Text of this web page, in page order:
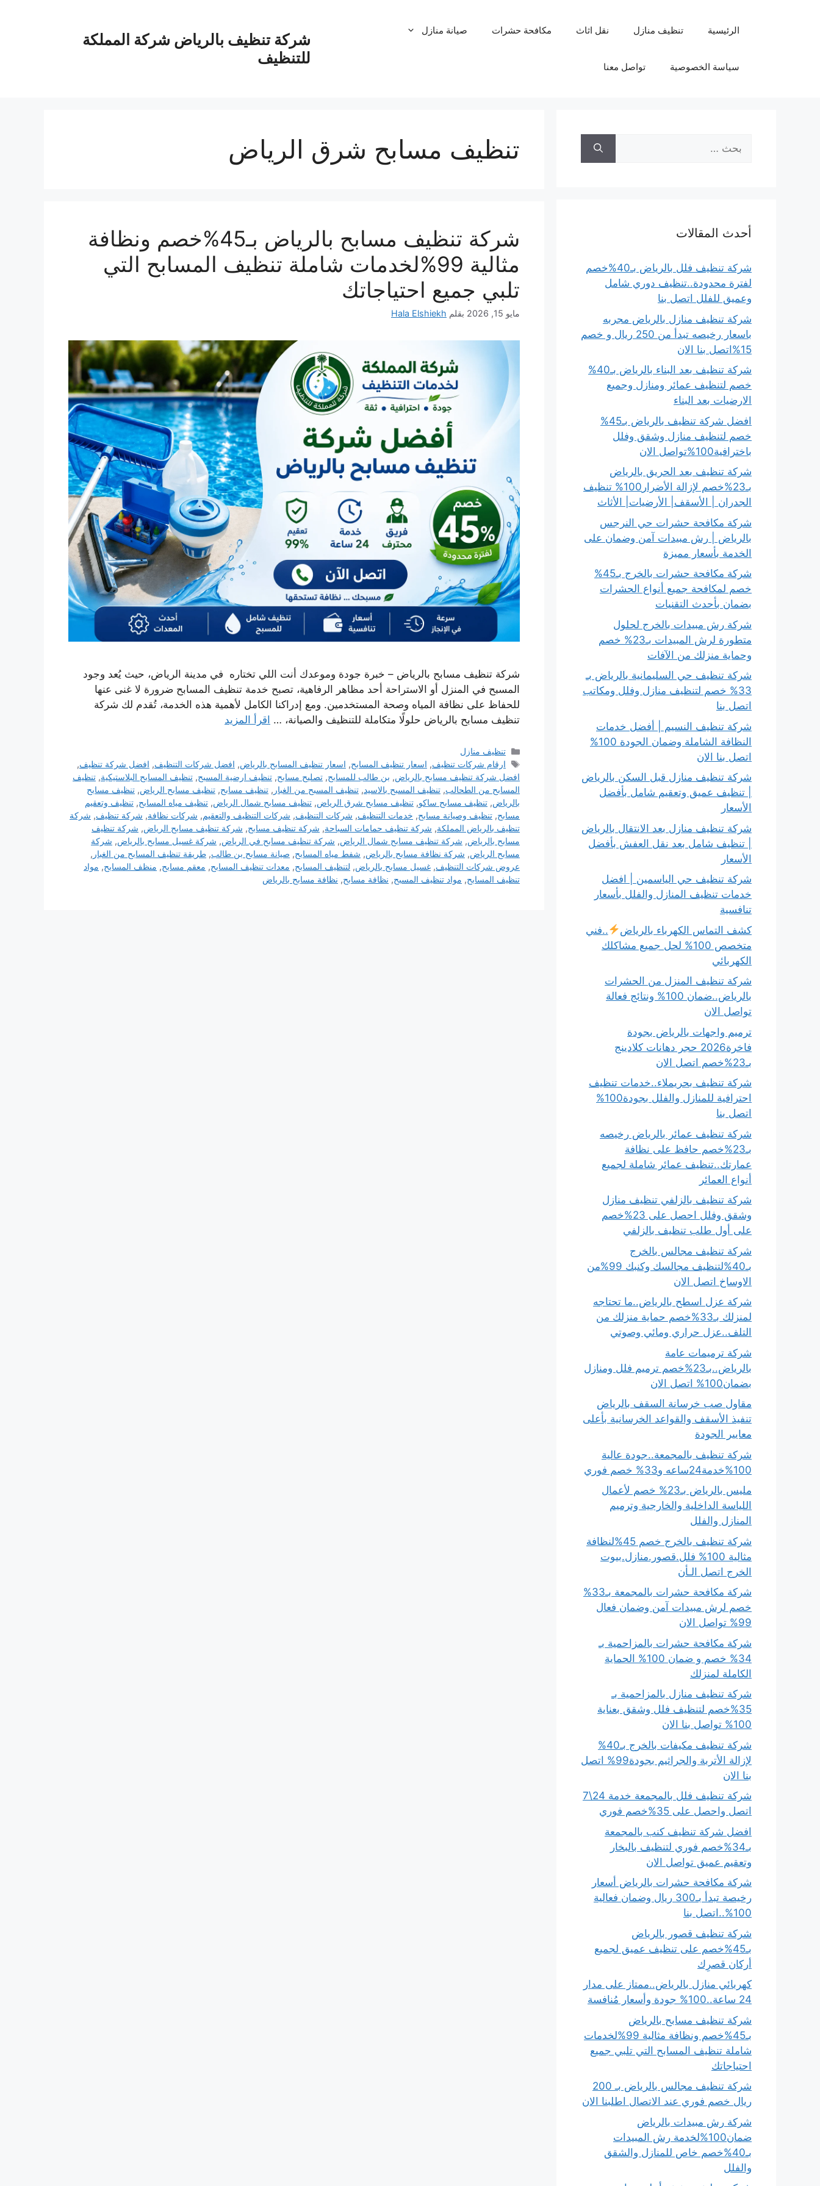
شركة تنظيف بالرياض شركة المملكة
للتنظيف
الرئيسية تنظيف منازل نقل اثاث مكافحة حشرات صيانة منازل
سياسة الخصوصية تواصل معنا
تنظيف مسابح شرق الرياض
شركة تنظيف مسابح بالرياض بـ45%خصم ونظافة
مثالية 99%لخدمات شاملة تنظيف المسابح التي
تلبي جميع احتياجاتك
مايو 15, 2026 بقلم Hala Elshiekh
شركة تنظيف مسابح بالرياض – خبرة جودة وموعدك أنت اللي تختاره في مدينة الرياض، حيث يُعد وجود
المسبح في المنزل أو الاستراحة أحد مظاهر الرفاهية، تصبح خدمة تنظيف المسابح ضرورة لا غنى عنها
للحفاظ على نظافة المياه وصحة المستخدمين. ومع إدراكنا الكامل لأهمية هذه الخدمة، تُقدم لك شركة
تنظيف مسابح بالرياض حلولًا متكاملة للتنظيف والصيانة، … اقرأ المزيد
التصنيفات
تنظيف منازل
الوسوم
ارقام شركات تنظيف, اسعار تنظيف المسابح, اسعار تنظيف المسابح بالرياض, افضل شركات التنظيف, افضل شركة تنظيف,
افضل شركة تنظيف مسابح بالرياض, بن طالب للمسابح, تصليح مسابح, تنظيف ارضية المسبح, تنظيف المسابح البلاستيكية, تنظيف
المسابح من الطحالب, تنظيف المسبح بالاسيد, تنظيف المسبح من الغبار , تنظيف مسابح, تنظيف مسابح الرياض, تنظيف مسابح
بالرياض, تنظيف مسابح ساكو, تنظيف مسابح شرق الرياض, تنظيف مسابح شمال الرياض, تنظيف مياه المسابح, تنظيف وتعقيم
مسابح, تنظيف وصيانة مسابح, خدمات التنظيف, شركات التنظيف, شركات التنظيف والتعقيم, شركات نظافة, شركة تنظيف, شركة
تنظيف بالرياض المملكة, شركة تنظيف حمامات السباحة, شركة تنظيف مسابح, شركة تنظيف مسابح الرياض, شركة تنظيف
مسابح بالرياض, شركة تنظيف مسابح شمال الرياض, شركة تنظيف مسابح في الرياض, شركة غسيل مسابح بالرياض, شركة
مسابح الرياض, شركة نظافة مسابح بالرياض, شفط مياه المسابح, صيانة مسابح بن طالب, طريقة تنظيف المسابح من الغبار ,
عروض شركات التنظيف, غسيل مسابح بالرياض, لتنظيف المسابح, معدات تنظيف المسابح, معقم مسابح, منظف المسابح, مواد
تنظيف المسابح, مواد تنظيف المسبح, نظافة مسابح, نظافة مسابح بالرياض
عن:
أحدث المقالات
شركة تنظيف فلل بالرياض بـ40%خصم
لفترة محدودة..تنظيف دوري شامل
وعميق للفلل اتصل بنا
شركة تنظيف منازل بالرياض مجربه
باسعار رخيصه تبدأ من 250 ريال و خصم
15%اتصل بنا الان
شركة تنظيف بعد البناء بالرياض بـ40%
خصم لتنظيف عمائر ومنازل وجميع
الارضيات بعد البناء
افضل شركة تنظيف بالرياض بـ45%
خصم لتنظيف منازل وشقق وفلل
باخترافية100%تواصل الان
شركة تنظيف بعد الحريق بالرياض
بـ23%خصم لإزالة الأضرار100% تنظيف
الجدران | الأسقف| الأرضيات| الأثاث
شركة مكافحة حشرات حي النرجس
بالرياض | رش مبيدات آمن وضمان على
الخدمة بأسعار مميزة
شركة مكافحة حشرات بالخرج بـ45%
خصم لمكافحة جميع أنواع الحشرات
بضمان بأحدث التقنيات
شركة رش مبيدات بالخرج لحلول
متطورة لرش المبيدات بـ23% خصم
وحماية منزلك من الآفات
شركة تنظيف حي السليمانية بالرياض بـ
33% خصم لتنظيف منازل وفلل ومكاتب
اتصل بنا
شركة تنظيف النسيم | أفضل خدمات
النظافة الشاملة وضمان الجودة 100%
اتصل بنا الان
شركة تنظيف منازل قبل السكن بالرياض
| تنظيف عميق وتعقيم شامل بأفضل
الأسعار
شركة تنظيف منازل بعد الانتقال بالرياض
| تنظيف شامل بعد نقل العفش بأفضل
الأسعار
شركة تنظيف حي الياسمين | افضل
خدمات تنظيف المنازل والفلل بأسعار
تنافسية
كشف التماس الكهرباء بالرياض
..فني
متخصص 100% لحل جميع مشاكلك
الكهربائي
شركة تنظيف المنزل من الحشرات
بالرياض..ضمان 100% ونتائج فعالة
تواصل الان
ترميم واجهات بالرياض بجودة
فاخرة2026 حجر دهانات كلادينج
بـ23%خصم اتصل الان
شركة تنظيف بحريملاء..خدمات تنظيف
احترافية للمنازل والفلل بجودة100%
اتصل بنا
شركة تنظيف عمائر بالرياض رخيصه
بـ23%خصم حافظ على نظافة
عمارتك..تنظيف عمائر شاملة لجميع
أنواع العمائر
شركة تنظيف بالزلفي تنظيف منازل
وشقق وفلل احصل على 23%خصم
على أول طلب تنظيف بالزلفي
شركة تنظيف مجالس بالخرج
بـ40%لتنظيف مجالسك وكنبك 99%من
الاوساخ اتصل الان
شركة عزل اسطح بالرياض..ما تحتاجه
لمنزلك بـ33%خصم حماية منزلك من
التلف..عزل حراري ومائي وصوتي
شركة ترميمات عامة
بالرياض..بـ23%خصم ترميم فلل ومنازل
بضمان100% اتصل الان
مقاول صب خرسانة السقف بالرياض
تنفيذ الأسقف والقواعد الخرسانية بأعلى
معايير الجودة
شركة تنظيف بالمجمعة..جودة عالية
100%خدمة24ساعه و33% خصم فوري
مليس بالرياض بـ23% خصم لأعمال
اللياسة الداخلية والخارجية وترميم
المنازل والفلل
شركة تنظيف بالخرج خصم 45%لنظافة
مثالية 100% فلل.قصور.منازل.بيوت
الخرج اتصل الـأن
شركة مكافحة حشرات بالمجمعة بـ33%
خصم لرش مبيدات آمن وضمان فعال
99% تواصل الان
شركة مكافحة حشرات بالمزاحمية بـ
34% خصم و ضمان 100% الحماية
الكاملة لمنزلك
شركة تنظيف منازل بالمزاحمية بـ
35%خصم لتنظيف فلل وشقق بعناية
100% تواصل بنا الان
شركة تنظيف مكيفات بالخرج بـ40%
لإزالة الأتربة والجراثيم بجودة99% اتصل
بنا الان
شركة تنظيف فلل بالمجمعة خدمة 24\7
اتصل واحصل على 35%خصم فوري
افضل شركة تنظيف كنب بالمجمعة
بـ34%خصم فوري لتنظيف بالبخار
وتعقيم عميق تواصل الان
شركة مكافحة حشرات بالرياض أسعار
رخيصة تبدأ بـ300 ريال وضمان فعالية
100%..اتصل بنا
شركة تنظيف قصور بالرياض
بـ45%خصم على تنظيف عميق لجميع
أركان قصرِك
كهربائي منازل بالرياض..ممتاز على مدار
24 ساعة..100% جودة وأسعار مُنافسة
شركة تنظيف مسابح بالرياض
بـ45%خصم ونظافة مثالية 99%لخدمات
شاملة تنظيف المسابح التي تلبي جميع
احتياجاتك
شركة تنظيف مجالس بالرياض بـ 200
ريال خصم فوري عند الاتصال اطلبنا الان
شركة رش مبيدات بالرياض
ضمان100%لخدمة رش المبيدات
بـ40%خصم خاص للمنازل والشقق
والفلل